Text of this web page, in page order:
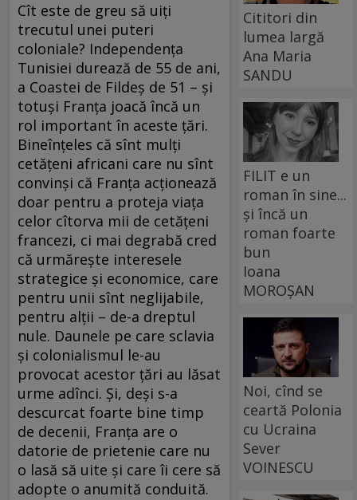
Cît este de greu să uiţi
trecutul unei puteri
coloniale? Independenţa
Tunisiei durează de 55 de ani,
a Coastei de Fildeş de 51 – şi
totuşi Franţa joacă încă un
rol important în aceste ţări.
Bineînţeles că sînt mulţi
cetăţeni africani care nu sînt
convinşi că Franţa acţionează
doar pentru a proteja viaţa
celor cîtorva mii de cetăţeni
francezi, ci mai degrabă cred
că urmăreşte interesele
strategice şi economice, care
pentru unii sînt neglijabile,
pentru alţii – de-a dreptul
nule. Daunele pe care sclavia
şi colonialismul le-au
provocat acestor ţări au lăsat
urme adînci. Şi, deşi s-a
descurcat foarte bine timp
de decenii, Franţa are o
datorie de prietenie care nu
o lasă să uite şi care îi cere să
adopte o anumită conduită.
Cititori din
lumea largă
Ana Maria
SANDU
FILIT e un
roman în sine...
și încă un
roman foarte
bun
Ioana
MOROȘAN
Noi, cînd se
ceartă Polonia
cu Ucraina
Sever
VOINESCU